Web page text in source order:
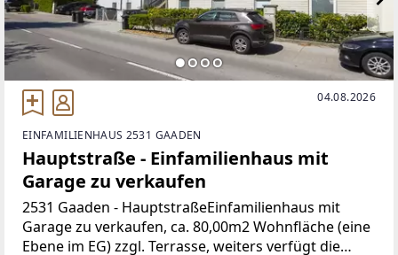
04.08.2026
EINFAMILIENHAUS 2531 GAADEN
Hauptstraße - Einfamilienhaus mit
Garage zu verkaufen
2531 Gaaden - HauptstraßeEinfamilienhaus mit
Garage zu verkaufen, ca. 80,00m2 Wohnfläche (eine
Ebene im EG) zzgl. Terrasse, weiters verfügt die